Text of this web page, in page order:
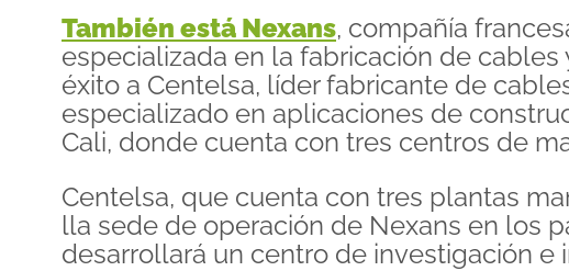
También está Nexans, compañía
especializada en la fabricación de
éxito a Centelsa, líder fabricante de
especializado en aplicaciones de
Cali, donde cuenta con tres centros de
Centelsa, que cuenta con tres plantas
lla sede de operación de Nexans en los
desarrollará un centro de investigación e